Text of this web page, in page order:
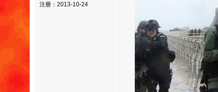
注册：2013-10-24